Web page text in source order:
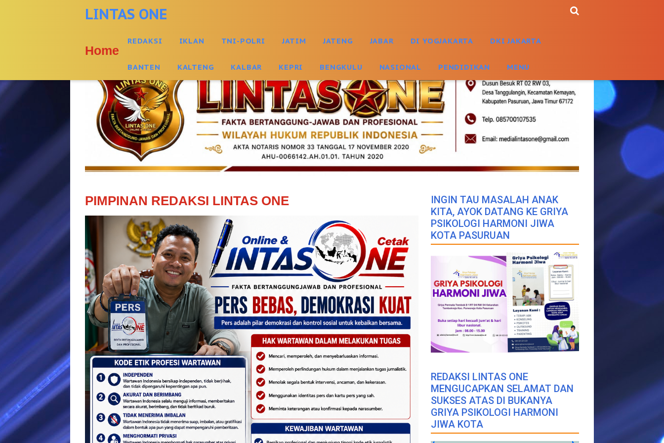
LINTAS ONE
Home
REDAKSI IKLAN TNI-POLRI JATIM JATENG JABAR DI YOGJAKARTA DKI JAKARTA
BANTEN KALTENG KALBAR KEPRI BENGKULU NASIONAL PENDIDIKAN MENU
PIMPINAN REDAKSI LINTAS ONE
INGIN TAU MASALAH ANAK
KITA, AYOK DATANG KE GRIYA
PSIKOLOGI HARMONI JIWA
KOTA PASURUAN
REDAKSI LINTAS ONE
MENGUCAPKAN SELAMAT DAN
SUKSES ATAS DI BUKANYA
GRIYA PSIKOLOGI HARMONI
JIWA KOTA